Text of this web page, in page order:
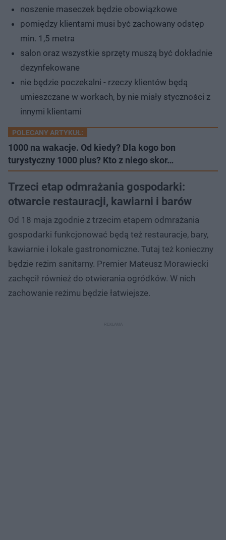
noszenie maseczek będzie obowiązkowe
pomiędzy klientami musi być zachowany odstęp
min. 1,5 metra
salon oraz wszystkie sprzęty muszą być dokładnie
dezynfekowane
nie będzie poczekalni - rzeczy klientów będą
umieszczane w workach, by nie miały styczności z
innymi klientami
POLECANY ARTYKUŁ:
1000 na wakacje. Od kiedy? Dla kogo bon
turystyczny 1000 plus? Kto z niego skor…
Trzeci etap odmrażania gospodarki:
otwarcie restauracji, kawiarni i barów
Od 18 maja zgodnie z trzecim etapem odmrażania
gospodarki funkcjonować będą też restauracje, bary,
kawiarnie i lokale gastronomiczne. Tutaj też konieczny
będzie reżim sanitarny. Premier Mateusz Morawiecki
zachęcił również do otwierania ogródków. W nich
zachowanie reżimu będzie łatwiejsze.